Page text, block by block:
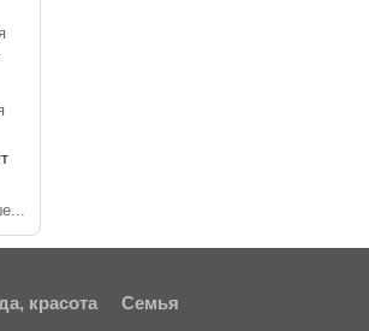
красота Семья